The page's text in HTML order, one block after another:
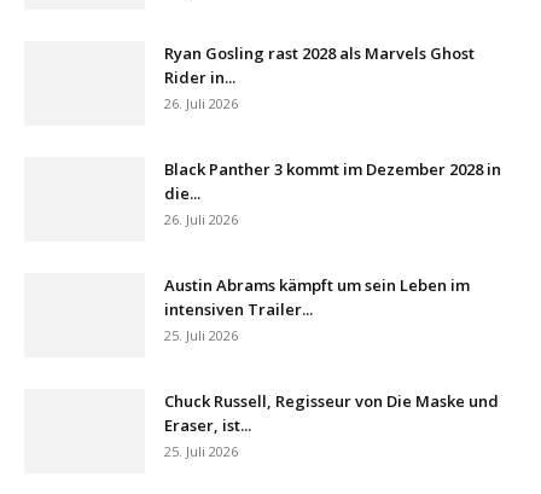
Ryan Gosling rast 2028 als Marvels Ghost
Rider in...
26. Juli 2026
Black Panther 3 kommt im Dezember 2028 in
die...
26. Juli 2026
Austin Abrams kämpft um sein Leben im
intensiven Trailer...
25. Juli 2026
Chuck Russell, Regisseur von Die Maske und
Eraser, ist...
25. Juli 2026